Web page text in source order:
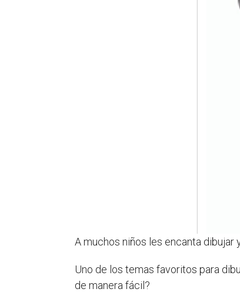
A muchos niños les encanta dibujar
Uno de los temas favoritos para
de manera fácil?